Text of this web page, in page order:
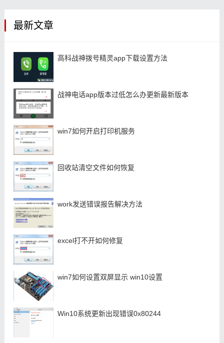
最新文章
高科战神拨号精灵app下载设置方法
战神电话app版本过低怎么办更新最新版本
win7如何开启打印机服务
回收站清空文件如何恢复
work发送错误报告解决方法
excel打不开如何修复
win7如何设置双屏显示 win10设置
Win10系统更新出现错误0x80244